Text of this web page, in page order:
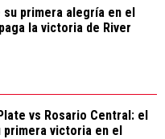
primera alegría en el
la victoria de River
vs Rosario Central: el
primera victoria en el